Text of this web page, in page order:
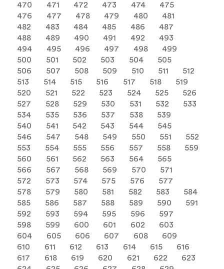
470 471 472 473 474
475
476
477 478 479 480
481
482
483 484 485 486
487
488
489 490 491 492
493
494
495 496 497 498
499
500
501 502 503 504
505
506
507 508 509 510 511
512
513
514 515 516 517 518
519
520
521 522 523 524 525
526
527
528 529 530 531 532
533
534
535 536 537 538
539
540
541 542 543 544
545
546
547 548 549 550 551
552
553
554 555 556 557 558
559
560
561 562 563 564
565
566
567 568 569 570
571
572
573 574 575 576
577
578
579 580 581 582 583
584
585
586 587 588 589 590
591
592
593 594 595 596
597
598
599 600 601 602
603
604
605 606 607 608
609
610
611 612 613 614 615
616
617
618 619 620 621 622
623